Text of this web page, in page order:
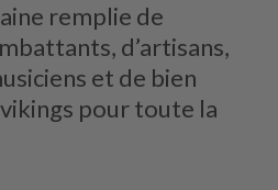
remplie de
d’artisans,
et de bien
pour toute la